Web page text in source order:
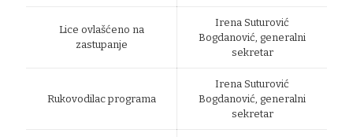
Lice ovlašćeno na
zastupanje
Irena Suturović
Bogdanović, generalni
sekretar
Rukovodilac programa
Irena Suturović
Bogdanović, generalni
sekretar